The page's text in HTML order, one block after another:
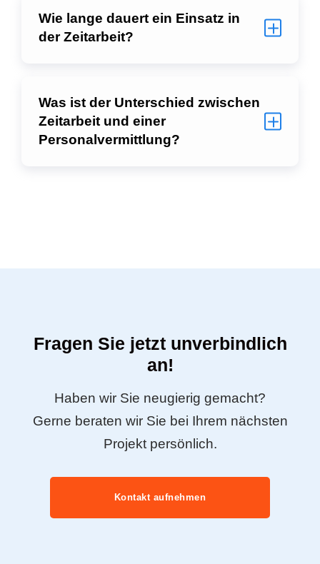
Wie lange dauert ein Einsatz in
der Zeitarbeit?
Was ist der Unterschied zwischen
Zeitarbeit und einer
Personalvermittlung?
Fragen Sie jetzt unverbindlich
an!
Haben wir Sie neugierig gemacht?
Gerne beraten wir Sie bei Ihrem nächsten
Projekt persönlich.
Kontakt aufnehmen